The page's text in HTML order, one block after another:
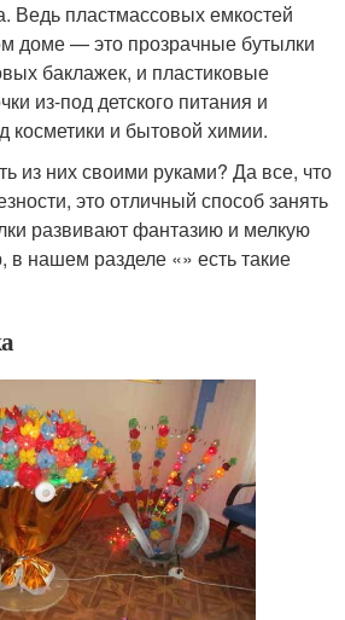
Ведь пластмассовых емкостей
доме — это прозрачные бутылки
баклажек, и пластиковые
из-под детского питания и
косметики и бытовой химии.
из них своими руками? Да все, что
это отличный способ занять
развивают фантазию и мелкую
нашем разделе «» есть такие